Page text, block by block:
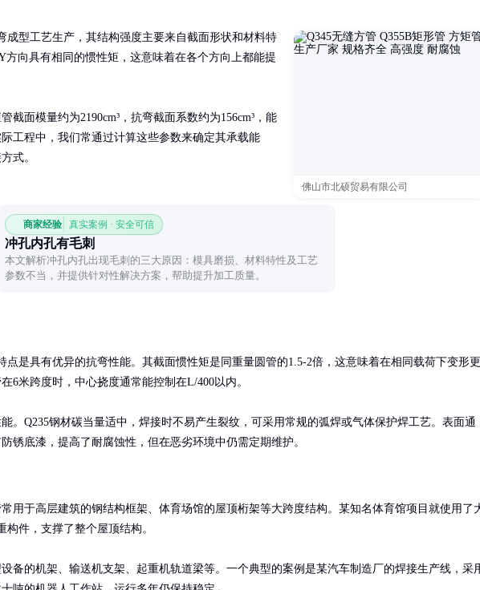
佛山市北硕贸易有限公司
成型工艺生产，其结构强度主要来自截面形状和材料特
向具有相同的惯性矩，这意味着在各个方向上都能提
截面模量约为2190cm³，抗弯截面系数约为156cm³，能
工程中，我们常通过计算这些参数来确定其承载能
式。
商家经验 真实案例 · 安全可信
冲孔内孔有毛刺
本文解析冲孔内孔出现毛刺的三大原因：模具磨损、材料特性及工艺
参数不当，并提供针对性解决方案，帮助提升加工质量。
点是具有优异的抗弯性能。其截面惯性矩是同重量圆管的1.5-2倍，这意味着在相同载荷下变形更
6米跨度时，中心挠度通常能控制在L/400以内。
。Q235钢材碳当量适中，焊接时不易产生裂纹，可采用常规的弧焊或气体保护焊工艺。表面通
锈底漆，提高了耐腐蚀性，但在恶劣环境中仍需定期维护。
用于高层建筑的钢结构框架、体育场馆的屋顶桁架等大跨度结构。某知名体育馆项目就使用了
构件，支撑了整个屋顶结构。
备的机架、输送机支架、起重机轨道梁等。一个典型的案例是某汽车制造厂的焊接生产线，采